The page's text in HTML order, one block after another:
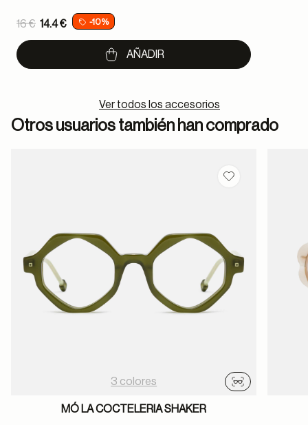
Price reduced from
16 €
to
14.4 € -10%
AÑADIR
Ver todos los accesorios
Otros usuarios también han comprado
Guardar en
3 colores
Probador
MÓ LA COCTELERIA SHAKER